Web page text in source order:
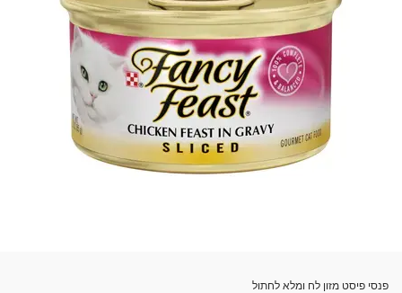
פנסי פיסט מזון לח ומלא לחתול